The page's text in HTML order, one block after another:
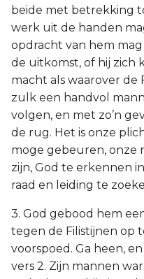
beide met betrekking
werk uit de handen
opdracht van hem
de uitkomst, of hij zich
macht als waarover de
zulk een handvol
volgen, en met zo’n
de rug. Het is onze
moge gebeuren, onze
zijn, God te erkennen
raad en leiding te
3. God gebood hem
tegen de Filistijnen op
voorspoed. Ga heen,
vers 2. Zijn mannen